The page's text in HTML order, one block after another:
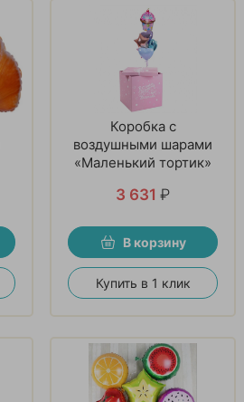
Коробка с
воздушными шарами
«Маленький тортик»
3 631 ₽
В корзину
Купить в 1 клик